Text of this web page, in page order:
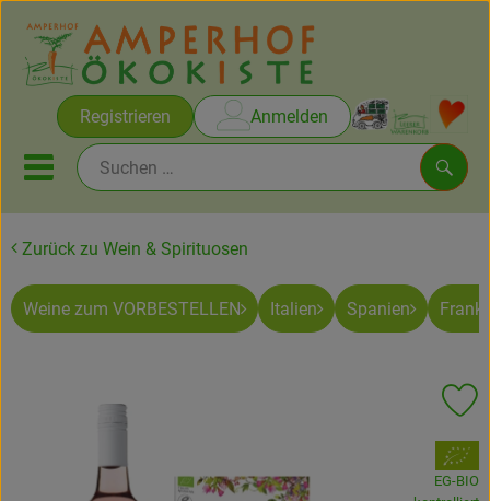
Registrieren Anmelden
Mobiles Menu öffnen oder
Rezepte
Obst & Gemüse
Zurück zu Wein & Spirituosen
Weine zum VORBESTELLEN Italien Spanien
, Verband:
EG-BIO